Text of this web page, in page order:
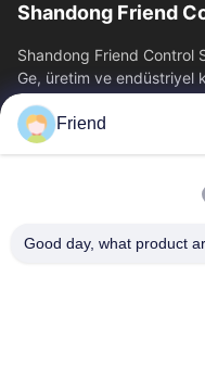
Shandong Friend
Shandong Friend Control
Ge, üretim ve endüstriyel
ulusal bir yüksek teknoloji...
Hızlı Bağlantılar
Fabrika Turu
Friend
Good day, what product